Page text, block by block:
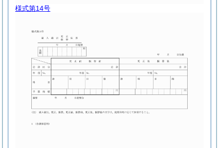
様式第14号